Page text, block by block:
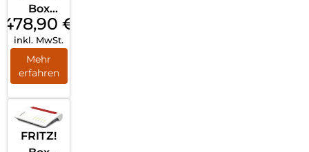
Box
6890
LTE
Weiß
478,90 €
inkl. MwSt.
Mehr
erfahren
FRITZ!